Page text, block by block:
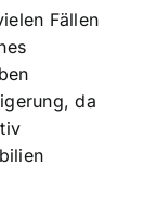
Fällen
da